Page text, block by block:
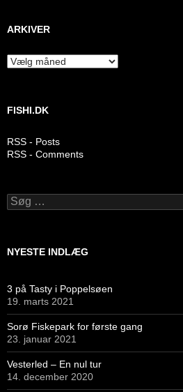
ARKIVER
Arkiver
FISHI.DK
RSS - Posts
RSS - Comments
Søg
efter:
NYESTE INDLÆG
3 på Tasty i Poppelsøen
19. marts 2021
Sorø Fiskepark for første gang
23. januar 2021
Vesterled – En nul tur
14. december 2020